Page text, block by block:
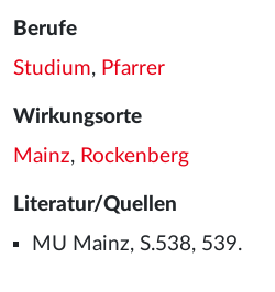
Berufe
Studium, Pfarrer
Wirkungsorte
Mainz, Rockenberg
Literatur/Quellen
MU Mainz, S.538, 539.